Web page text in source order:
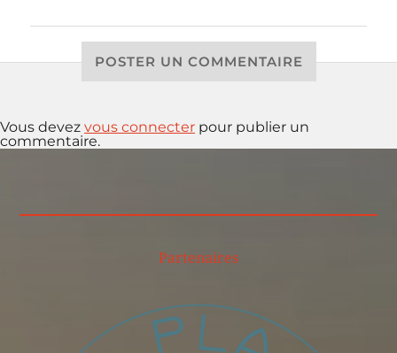
POSTER UN COMMENTAIRE
Vous devez vous connecter pour publier un
commentaire.
Partenaires